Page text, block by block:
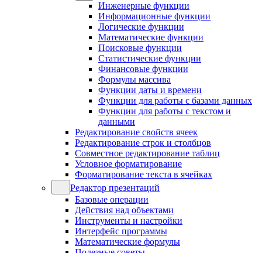
Инженерные функции
Информационные функции
Логические функции
Математические функции
Поисковые функции
Статистические функции
Финансовые функции
Формулы массива
Функции даты и времени
Функции для работы с базами данных
Функции для работы с текстом и
данными
Редактирование свойств ячеек
Редактирование строк и столбцов
Совместное редактирование таблиц
Условное форматирование
Форматирование текста в ячейках
Редактор презентаций
Базовые операции
Действия над объектами
Инструменты и настройки
Интерфейс программы
Математические формулы